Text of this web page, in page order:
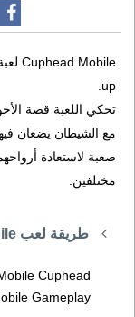
up.
مع الشيطان يضعان
صعبة لاستعادة
مختلفين.
طريقة لعب Cuphead Mobile
Cuphead
Gameplay